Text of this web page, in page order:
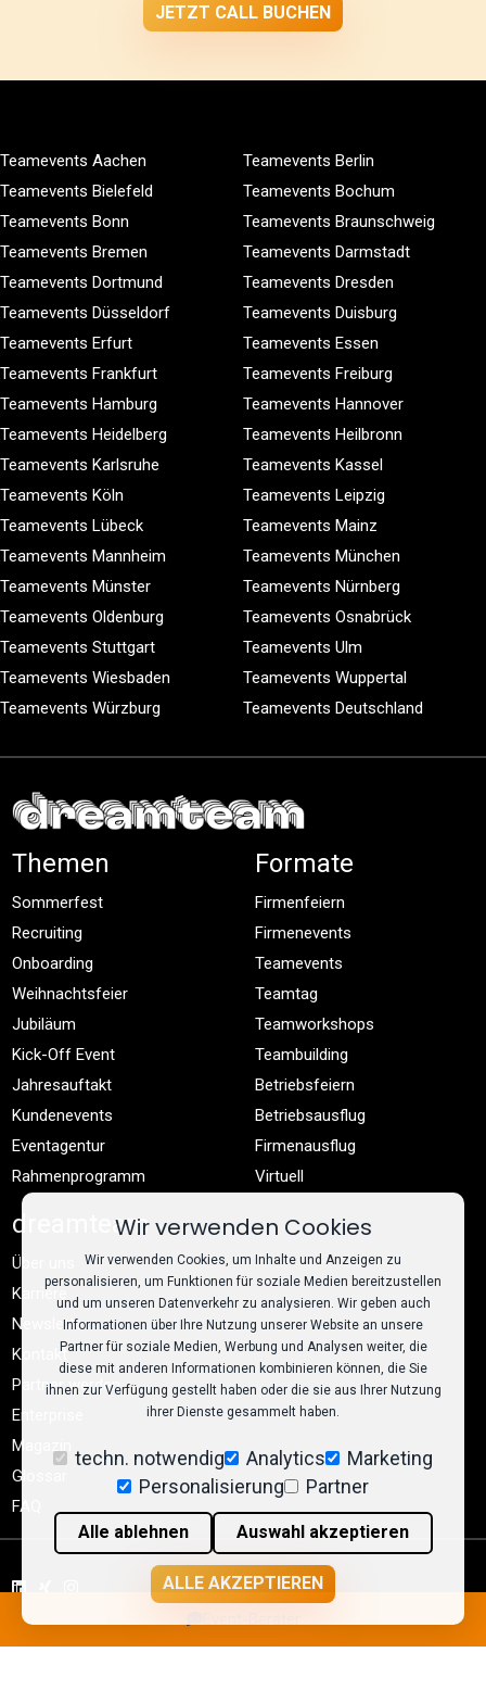
JETZT CALL BUCHEN
Teamevents Aachen
Teamevents Berlin
Teamevents Bielefeld
Teamevents Bochum
Teamevents Bonn
Teamevents Braunschweig
Teamevents Bremen
Teamevents Darmstadt
Teamevents Dortmund
Teamevents Dresden
Teamevents Düsseldorf
Teamevents Duisburg
Teamevents Erfurt
Teamevents Essen
Teamevents Frankfurt
Teamevents Freiburg
Teamevents Hamburg
Teamevents Hannover
Teamevents Heidelberg
Teamevents Heilbronn
Teamevents Karlsruhe
Teamevents Kassel
Teamevents Köln
Teamevents Leipzig
Teamevents Lübeck
Teamevents Mainz
Teamevents Mannheim
Teamevents München
Teamevents Münster
Teamevents Nürnberg
Teamevents Oldenburg
Teamevents Osnabrück
Teamevents Stuttgart
Teamevents Ulm
Teamevents Wiesbaden
Teamevents Wuppertal
Teamevents Würzburg
Teamevents Deutschland
Themen
Sommerfest
Recruiting
Onboarding
Weihnachtsfeier
Jubiläum
Kick-Off Event
Jahresauftakt
Kundenevents
Eventagentur
Rahmenprogramm
Formate
Firmenfeiern
Firmenevents
Teamevents
Teamtag
Teamworkshops
Teambuilding
Betriebsfeiern
Betriebsausflug
Firmenausflug
Virtuell
dreamteam
Über uns
Karriere
Newsletter
Kontakt
Partner werden
Enterprise
Magazin
Glossar
FAQ
© dreamteam 2026
AGB Impressum Datenschutz
Wir verwenden Cookies
Wir verwenden Cookies, um Inhalte und Anzeigen zu
personalisieren, um Funktionen für soziale Medien bereitzustellen
und um unseren Datenverkehr zu analysieren. Wir geben auch
Informationen über Ihre Nutzung unserer Website an unsere
Partner für soziale Medien, Werbung und Analysen weiter, die
diese mit anderen Informationen kombinieren können, die Sie
ihnen zur Verfügung gestellt haben oder die sie aus Ihrer Nutzung
ihrer Dienste gesammelt haben.
techn. notwendig Analytics
Marketing
Personalisierung
Partner
Alle ablehnen Auswahl akzeptieren
ALLE AKZEPTIEREN